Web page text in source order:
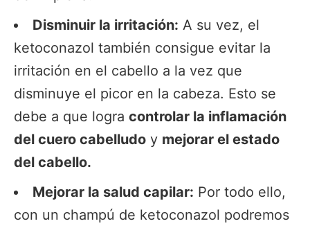
Disminuir la irritación: A su vez, el
ketoconazol también consigue evitar la
irritación en el cabello a la vez que
disminuye el picor en la cabeza. Esto se
debe a que logra controlar la inflamación
del cuero cabelludo y mejorar el estado
del cabello.
Mejorar la salud capilar: Por todo ello,
con un champú de ketoconazol podremos